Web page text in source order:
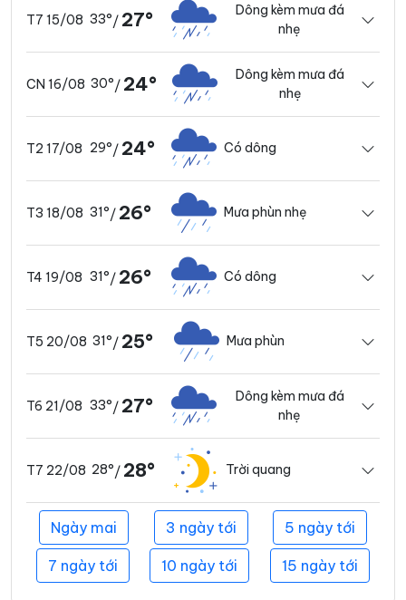
T7 15/08 33°/ 27°
Dông kèm mưa đá
nhẹ
CN 16/08 30°/ 24°
Dông kèm mưa đá
nhẹ
T2 17/08 29°/ 24° Có dông
T3 18/08 31°/ 26° Mưa phùn nhẹ
T4 19/08 31°/ 26° Có dông
T5 20/08 31°/ 25° Mưa phùn
T6 21/08 33°/ 27°
Dông kèm mưa đá
nhẹ
T7 22/08 28°/ 28° Trời quang
Ngày mai 3 ngày tới 5 ngày tới
7 ngày tới 10 ngày tới 15 ngày tới